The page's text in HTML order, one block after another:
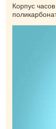
Корпус